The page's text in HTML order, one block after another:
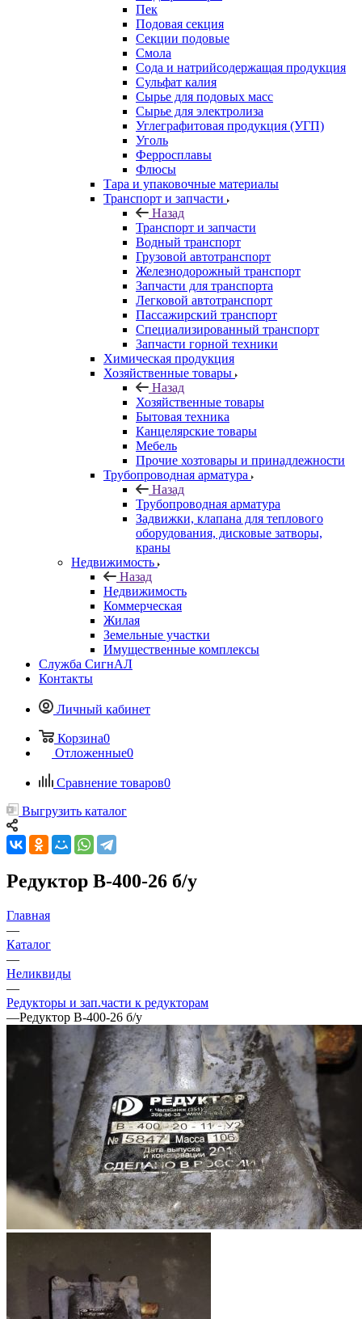
Пек
Подовая секция
Секции подовые
Смола
Сода и натрийсодержащая продукция
Сульфат калия
Сырье для подовых масс
Сырье для электролиза
Углеграфитовая продукция (УГП)
Уголь
Ферросплавы
Флюсы
Тара и упаковочные материалы
Транспорт и запчасти
Назад
Транспорт и запчасти
Водный транспорт
Грузовой автотранспорт
Железнодорожный транспорт
Запчасти для транспорта
Легковой автотранспорт
Пассажирский транспорт
Специализированный транспорт
Запчасти горной техники
Химическая продукция
Хозяйственные товары
Назад
Хозяйственные товары
Бытовая техника
Канцелярские товары
Мебель
Прочие хозтовары и принадлежности
Трубопроводная арматура
Назад
Трубопроводная арматура
Задвижки, клапана для теплового
оборудования, дисковые затворы,
краны
Недвижимость
Назад
Недвижимость
Коммерческая
Жилая
Земельные участки
Имущественные комплексы
Служба СигнАЛ
Контакты
Личный кабинет
Корзина0
Отложенные0
Сравнение товаров0
Выгрузить каталог
Редуктор В-400-26 б/у
Главная
—
Каталог
—
Неликвиды
—
Редукторы и зап.части к редукторам
—Редуктор В-400-26 б/у